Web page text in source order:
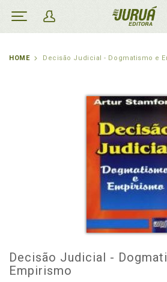
HOME Decisão Judicial - Dogmatismo e
Decisão Judicial -
Empirismo